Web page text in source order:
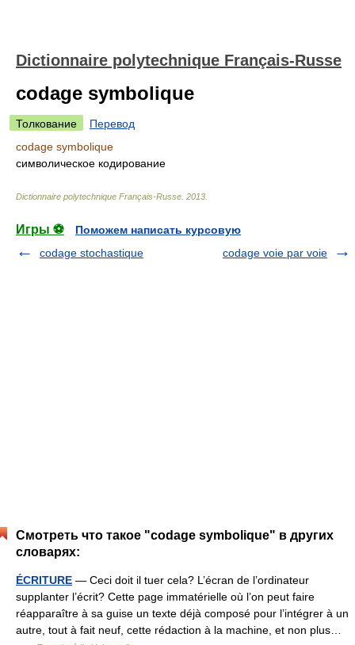
Dictionnaire polytechnique Français-Russe
codage symbolique
Толкование
Перевод
codage symbolique
символическое кодирование
Dictionnaire polytechnique Français-Russe 2013
Игры ⚽
Поможем написать курсовую
codage stochastique
codage voie par voie
Смотреть что такое "codage symbolique" в других
словарях:
ÉCRITURE — Ceci doit il tuer cela? L’écran de l’ordinateur
supplanter l’écrit? Cette page immatérielle où l’on peut faire
réapparaître à sa guise un texte déjà composé pour l’intégrer à un
autre, tout à fait neuf, cette rédaction à la machine, et non plus…